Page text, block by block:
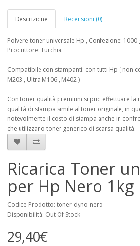
Descrizione Recensioni (0)
Polvere toner universale Hp , Confezione: 1000
Produttore: Turchia.
Compatibile con stampanti: con tutti Hp ( non
M203 , Ultra M106 , M402 )
Con toner qualità premium si puo effettuare la
qualità di stampa simile al toner originale, in
notevolmente il costo di stampa anche in
che utilizzano toner generico di scarsa qualità.
Ricarica Toner
per Hp Nero 1kg
Codice Prodotto: toner-dyno-nero
Disponibilità: Out Of Stock
29,40€